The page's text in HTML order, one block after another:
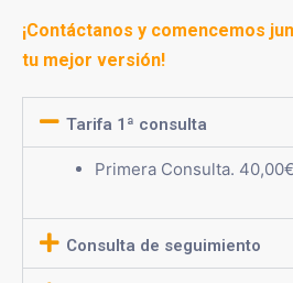
¡Contáctanos y comencemos
tu mejor versión!
Tarifa 1ª consulta
Primera Consulta. 40,00€
Consulta de seguimiento